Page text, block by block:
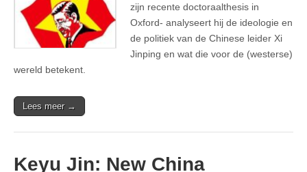
zijn recente doctoraalthesis in
Oxford- analyseert hij de ideologie en
de politiek van de Chinese leider Xi
Jinping en wat die voor de (westerse)
wereld betekent.
Lees meer →
Keyu Jin: New China